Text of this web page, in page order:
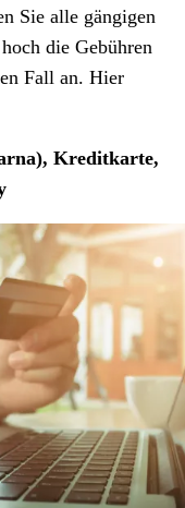
Sie alle gängigen
die Gebühren
Fall an. Hier
Kreditkarte,